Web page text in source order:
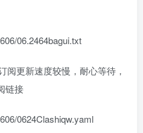
06.2464bagui.txt
阅更新速度较慢，耐心等待，
链接
0624Clashiqw.yaml